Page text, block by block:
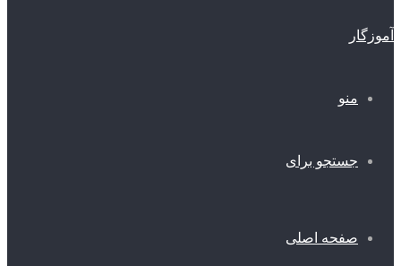
منو
جستجو برای
صفحه اصلی